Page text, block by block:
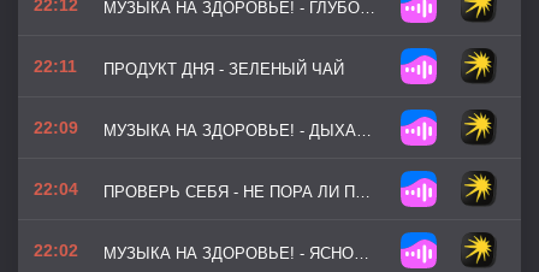
22:12 МУЗЫКА НА ЗДОРОВЬЕ! - ГЛУБОКИЙ ВДОХ
22:11 ПРОДУКТ ДНЯ - ЗЕЛЕНЫЙ ЧАЙ
22:09 МУЗЫКА НА ЗДОРОВЬЕ! - ДЫХАНИЕ УТРА (ВЕРСИЯ 2)
22:04 ПРОВЕРЬ СЕБЯ - НЕ ПОРА ЛИ ПРОВЕРИТЬ ЩИТОВИДНУЮ ЖЕЛЕЗУ
22:02 МУЗЫКА НА ЗДОРОВЬЕ! - ЯСНОСТЬ ВЗГЛЯДА